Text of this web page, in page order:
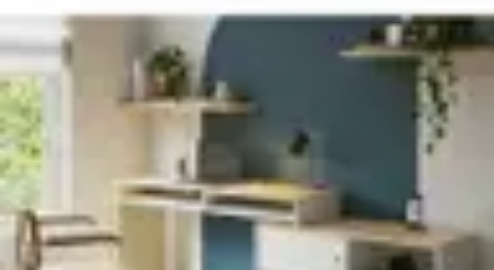
Top Fournitures
Fournitures Scolaires
Organisation
Écologiques
ÉducationBureau